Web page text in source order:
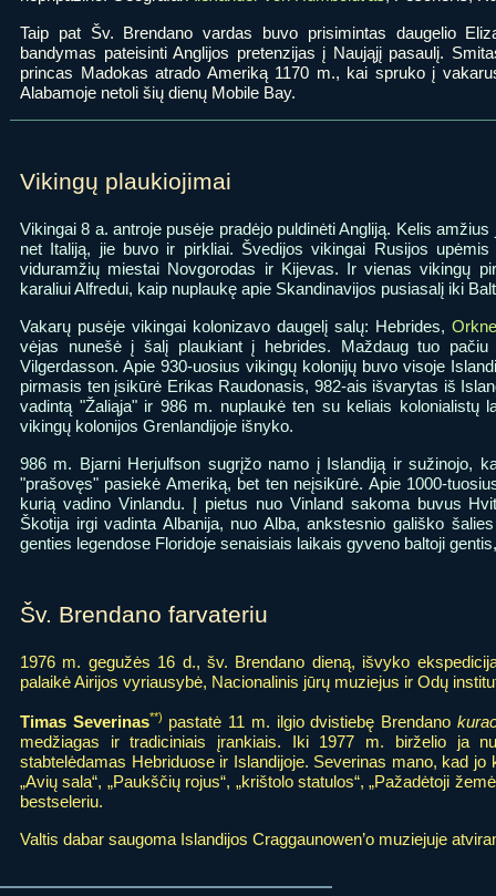
Taip pat Šv. Brendano vardas buvo prisimintas daugelio
bandymas pateisinti Anglijos pretenzijas į Naująjį pasaulį.
princas Madokas atrado Ameriką 1170 m., kai spruko į
Alabamoje netoli šių dienų Mobile Bay.
Vikingų plaukiojimai
Vikingai 8 a. antroje pusėje pradėjo puldinėti Angliją. Kelis
net Italiją, jie buvo ir pirkliai. Švedijos vikingai Rusijos
viduramžių miestai Novgorodas ir Kijevas. Ir vienas vikingų
karaliui Alfredui, kaip nuplaukę apie Skandinavijos pusiasalį iki
Vakarų pusėje vikingai kolonizavo daugelį salų: Hebrides,
vėjas nunešė į šalį plaukiant į hebrides. Maždaug tuo
Vilgerdasson. Apie 930-uosius vikingų kolonijų buvo visoje
pirmasis ten įsikūrė Erikas Raudonasis, 982-ais išvarytas iš
vadintą "Žaliąja" ir 986 m. nuplaukė ten su keliais
vikingų kolonijos Grenlandijoje išnyko.
986 m. Bjarni Herjulfson sugrįžo namo į Islandiją ir sužinojo,
"prašovęs" pasiekė Ameriką, bet ten neįsikūrė. Apie 1000-
kurią vadino Vinlandu. Į pietus nuo Vinland sakoma buvus
Škotija irgi vadinta Albanija, nuo Alba, ankstesnio gališko
genties legendose Floridoje senaisiais laikais gyveno baltoji
Šv. Brendano farvateriu
1976 m. gegužės 16 d., šv. Brendano dieną, išvyko
palaikė Airijos vyriausybė, Nacionalinis jūrų muziejus ir Odų
Timas Severinas**) pastatė 11 m. ilgio dvistiebę Brendano
medžiagas ir tradiciniais įrankiais. Iki 1977 m. birželio ja
stabtelėdamas Hebriduose ir Islandijoje. Severinas mano, kad
„Avių sala“, „Paukščių rojus“, „krištolo statulos“, „Pažadėtoji
bestseleriu.
Valtis dabar saugoma Islandijos Craggaunowen’o muziejuje